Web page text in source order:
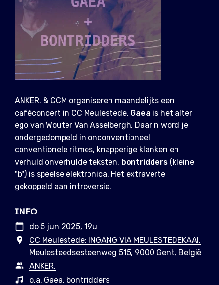
ANKER. & CCM organiseren maandelijks een
caféconcert in CC Meulestede. Gaea is het alter
ego van Wouter Van Asselbergh. Daarin word je
ondergedompeld in onconventioneel
conventionele ritmes, knapperige klanken en
verhuld onverhulde teksten. bontridders (kleine
"b") is speelse elektronica. Het extraverte
gekoppeld aan introversie.
INFO
do 5 jun 2025, 19u
CC Meulestede: INGANG VIA MEULESTEDEKAAI,
Meulesteedsesteenweg 515, 9000 Gent, België
ANKER.
o.a. Gaea, bontridders